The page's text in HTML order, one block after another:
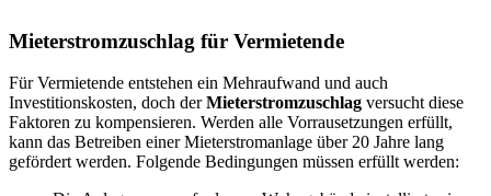
Mieterstromzuschlag für Vermietende
Für Vermietende entstehen ein Mehraufwand und auch
Investitionskosten, doch derMieterstromzuschlag versucht diese
Faktoren zu kompensieren. Werden alle Vorrausetzungen erfüllt,
kann das Betreiben einer Mieterstromanlage über 20 Jahre lang
gefördert werden. Folgende Bedingungen müssen erfüllt werden: